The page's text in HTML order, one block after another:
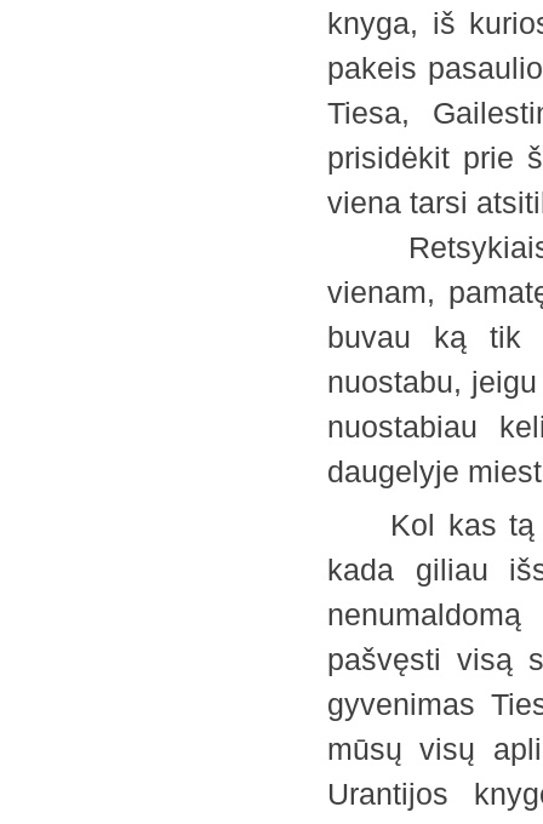
knyga, iš
pakeis
Tiesa,
prisidėkit prie
viena tarsi
Retsykiais
vienam,
buvau ką tik
nuostabu,
nuostabiau
daugelyje
Kol kas tą
kada giliau
pašvęsti visą
gyvenimas
mūsų visų
Urantijos